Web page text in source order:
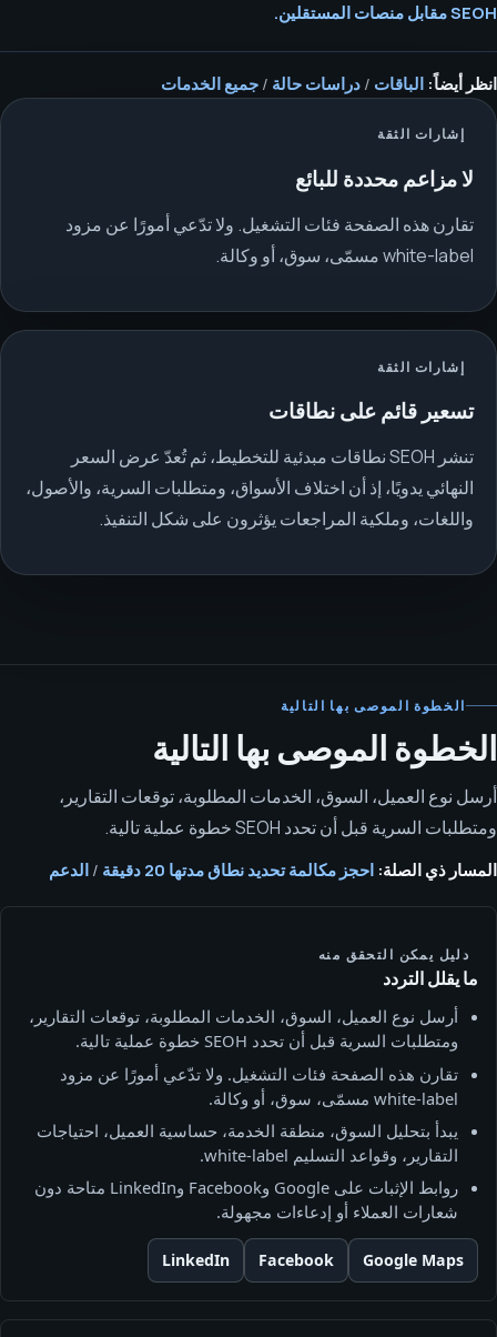
SEOH مقابل منصات المستقلين.
انظر أيضاً: الباقات / دراسات حالة / جميع الخدمات
إشارات الثقة
لا مزاعم محددة للبائع
تقارن هذه الصفحة فئات التشغيل. ولا تدّعي أمورًا عن مزود
white-label مسمّى، سوق، أو وكالة.
إشارات الثقة
تسعير قائم على نطاقات
تنشر SEOH نطاقات مبدئية للتخطيط، ثم تُعدّ عرض السعر
النهائي يدويًا، إذ أن اختلاف الأسواق، ومتطلبات السرية، والأصول،
واللغات، وملكية المراجعات يؤثرون على شكل التنفيذ.
الخطوة الموصى بها التالية
الخطوة الموصى بها التالية
أرسل نوع العميل، السوق، الخدمات المطلوبة، توقعات التقارير،
ومتطلبات السرية قبل أن تحدد SEOH خطوة عملية تالية.
المسار ذي الصلة: احجز مكالمة تحديد نطاق مدتها 20 دقيقة / الدعم
دليل يمكن التحقق منه
ما يقلل التردد
أرسل نوع العميل، السوق، الخدمات المطلوبة، توقعات التقارير،
ومتطلبات السرية قبل أن تحدد SEOH خطوة عملية تالية.
تقارن هذه الصفحة فئات التشغيل. ولا تدّعي أمورًا عن مزود
white-label مسمّى، سوق، أو وكالة.
يبدأ بتحليل السوق، منطقة الخدمة، حساسية العميل، احتياجات
التقارير، وقواعد التسليم white-label.
روابط الإثبات على Google وFacebook وLinkedIn متاحة دون
شعارات العملاء أو إدعاءات مجهولة.
Google Maps
Facebook
LinkedIn